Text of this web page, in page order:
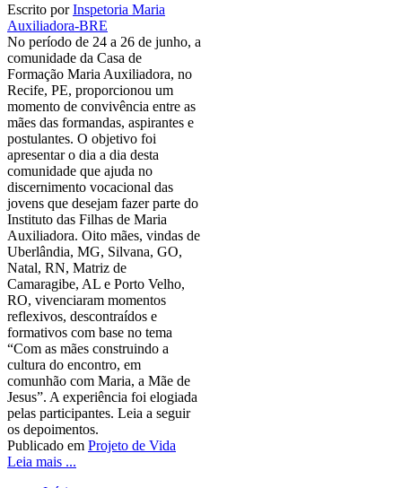
Escrito porInspetoria Maria
Auxiliadora-BRE
No período de 24 a 26 de junho, a
comunidade da Casa de
Formação Maria Auxiliadora, no
Recife, PE, proporcionou um
momento de convivência entre as
mães das formandas, aspirantes e
postulantes. O objetivo foi
apresentar o dia a dia desta
comunidade que ajuda no
discernimento vocacional das
jovens que desejam fazer parte do
Instituto das Filhas de Maria
Auxiliadora. Oito mães, vindas de
Uberlândia, MG, Silvana, GO,
Natal, RN, Matriz de
Camaragibe, AL e Porto Velho,
RO, vivenciaram momentos
reflexivos, descontraídos e
formativos com base no tema
“Com as mães construindo a
cultura do encontro, em
comunhão com Maria, a Mãe de
Jesus”. A experiência foi elogiada
pelas participantes. Leia a seguir
os depoimentos.
Publicado em Projeto de Vida
Leia mais ...